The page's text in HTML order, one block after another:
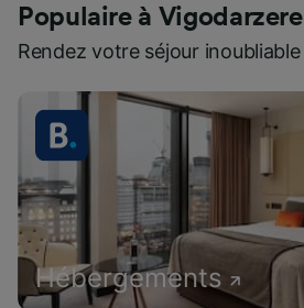
Populaire à Vigodarzere
Rendez votre séjour inoubliable
Hébergements